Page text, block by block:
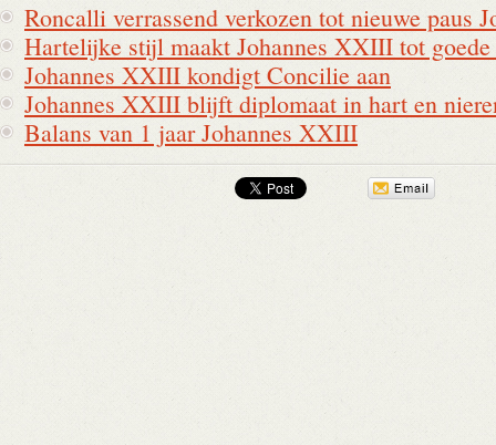
Roncalli verrassend verkozen tot nieuwe paus
Hartelijke stijl maakt Johannes XXIII tot goede
Johannes XXIII kondigt Concilie aan
Johannes XXIII blijft diplomaat in hart en
Balans van 1 jaar Johannes XXIII